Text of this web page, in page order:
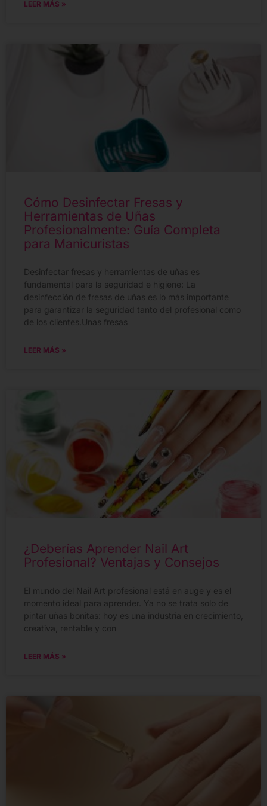
LEER MÁS »
Cómo Desinfectar Fresas y
Herramientas de Uñas
Profesionalmente: Guía Completa
para Manicuristas
Desinfectar fresas y herramientas de uñas es
fundamental para la seguridad e higiene: La
desinfección de fresas de uñas es lo más importante
para garantizar la seguridad tanto del profesional como
de los clientes.Unas fresas
LEER MÁS »
¿Deberías Aprender Nail Art
Profesional? Ventajas y Consejos
El mundo del Nail Art profesional está en auge y es el
momento ideal para aprender. Ya no se trata solo de
pintar uñas bonitas: hoy es una industria en crecimiento,
creativa, rentable y con
LEER MÁS »